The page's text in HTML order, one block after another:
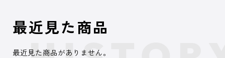
最近見た商品
最近見た商品がありません。